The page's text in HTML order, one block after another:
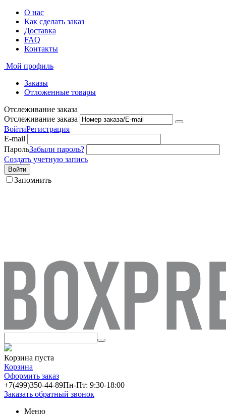
О нас
Как сделать заказ
Доставка
FAQ
Контакты
Мой профиль
Заказы
Отложенные товары
Отслеживание заказа
Отслеживание заказа
ВойтиРегистрация
E-mail
ПарольЗабыли пароль?
Создать учетную запись
Войти
Запомнить
Корзина пуста
Корзина
Оформить заказ
+7(499)350-44-89Пн-Пт: 9:30-18:00
Заказать обратный звонок
Меню